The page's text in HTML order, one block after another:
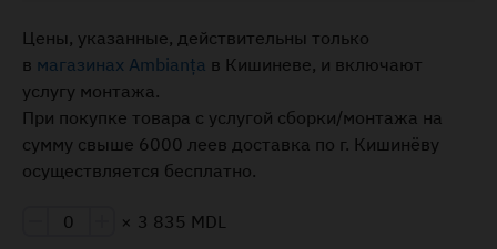
Цены, указанные, действительны только
в магазинах Ambianța в Кишиневе, и включают
услугу монтажа.
При покупке товара с услугой сборки/монтажа на
сумму свыше 6000 леев доставка по г. Кишинёву
осуществляется бесплатно.
× 3 835 MDL